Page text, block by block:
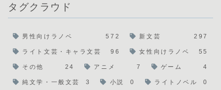
タグクラウド
男性向けラノベ 572 新文芸 297
ライト文芸・キャラ文芸 96 女性向けラノベ 55
その他 24 アニメ 7 ゲーム 4
純文学・一般文芸 3 小説 0 ライトノベル 0